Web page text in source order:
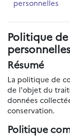
personnelles
Politique
personnelles
Résumé
La politique de
de l'objet du
données
conservation.
Politique